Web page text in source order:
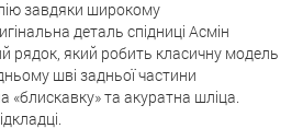
завдяки широкому
деталь спідниці Асмін
рядок, який робить класичну модель
шві задньої частини
«блискавку» та акуратна шліца.